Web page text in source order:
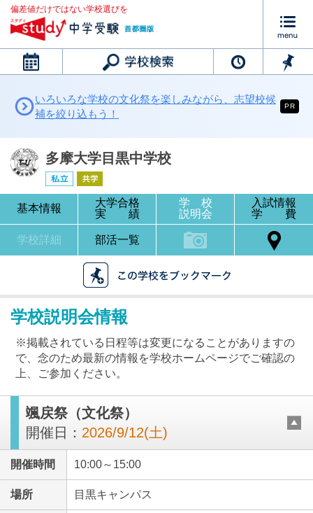
偏差値だけではない学校選びを
カレンダー
最近見た学校
多摩大学目黒中学校
ブックマークした学校
いろいろな学校の文化祭を楽しみながら、志望校候
補を絞り込もう！
PR
多摩大学目黒中学校
基本情報
大学合格
実 績
学 校
説明会
入試情報
学 費
学校詳細 部活一覧
学校説明会情報
※掲載されている日程等は変更になることがありますの
で、念のため最新の情報を学校ホームページでご確認の
上、ご参加ください。
颯戻祭（文化祭）
開催日： 2026/9/12(土)
開催時間 10:00～15:00
場所 目黒キャンパス